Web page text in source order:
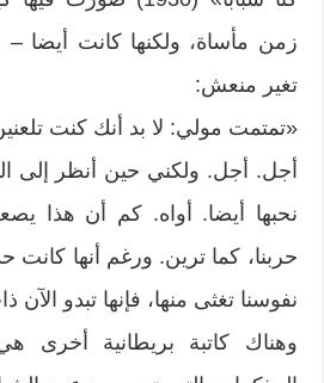
زمن مأساة، ولكنها كانت أيضا –
تغير منعش:
«تمتمت مولي: لا بد أنك كنت
أجل. أجل. ولكني حين أنظر إلى
نحبها أيضا. أواه. كم أن هذا
حربنا، كما ترين. ورغم أنها كانت
نفوسنا تغثى منها، فإنها تبدو
وهناك كاتبة بريطانية أخرى